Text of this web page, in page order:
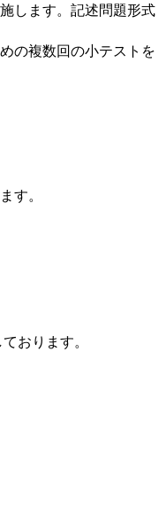
します。記述問題形式
の複数回の小テストを
す。
おります。